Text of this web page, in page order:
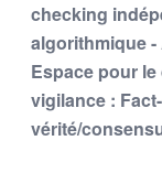
checking
algorithmique
Espace pour
vigilance :
vérité/